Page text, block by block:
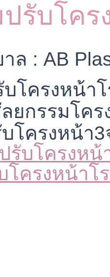
รับโคร
ล : AB
บโครงหน้
โครงหน้าโ